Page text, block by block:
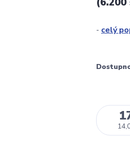
- celý